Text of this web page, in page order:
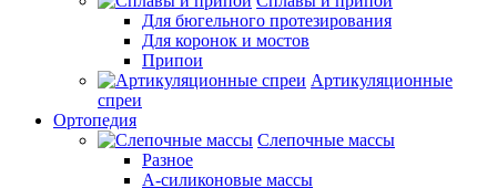
Для бюгельного протезирования
Для коронок и мостов
Припои
Артикуляционные
спреи
Ортопедия
Слепочные массы
Разное
А-силиконовые массы